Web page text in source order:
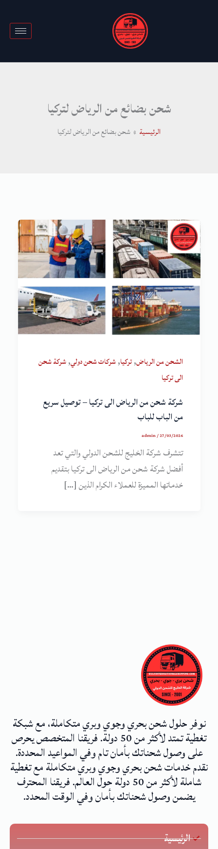
شحن بضائع من الرياض لتركيا
الرئيسية شحن بضائع من الرياض لتركيا
الشحن من الرياض,تركيا,شركات شحن دولي,شركة شحن
الى تركيا
شركة شحن من الرياض الى تركيا – توصيل سريع
من الباب للباب
admin/27/03/2026
تتشرف شركة الخليج للشحن الدولي والتي تعد
أفضل شركة شحن من الرياض الى تركيا بتقديم
خدماتها المميزة للعملاء الكرام الذين […]
نوفر حلول شحن بحري وجوي وبري متكاملة، مع شبكة
تغطية تمتد لأكثر من 50 دولة. فريقنا المتخصص يحرص
على وصول شحناتك بأمان تام وفي المواعيد المحددة.
نقدم خدمات شحن بحري وجوي وبري متكاملة مع تغطية
شاملة لأكثر من 50 دولة حول العالم. فريقنا المحترف
يضمن وصول شحناتك بأمان وفي الوقت المحدد.
الرئيسية